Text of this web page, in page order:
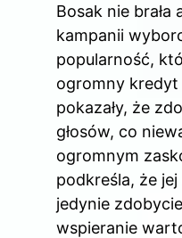
Bosak nie brała
kampanii
popularność,
ogromny
pokazały, że
głosów, co
ogromnym
podkreśla, że
jedynie
wspieranie